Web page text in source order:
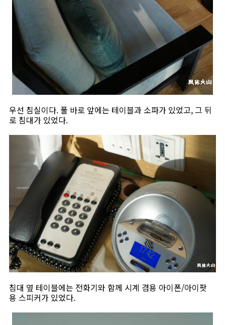
우선 침실이다. 풀 바로 앞에는 테이블과 소파가 있었고, 그 뒤
로 침대가 있었다.
침대 옆 테이블에는 전화기와 함께 시계 겸용 아이폰/아이팟
용 스피커가 있었다.